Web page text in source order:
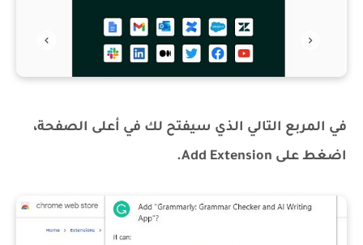
في المربع التالي الذي سيفتح لك في أعلى الصفحة،
اضغط على Add Extension.